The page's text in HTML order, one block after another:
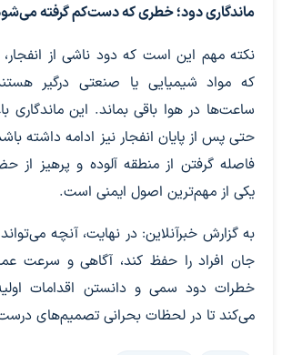
ماندگاری دود؛ خطری که دست‌کم گرفته
نکته مهم این است که دود ناشی از انفجار،
که مواد شیمیایی یا صنعتی درگیر
ساعت‌ها در هوا باقی بماند. این
حتی پس از پایان انفجار نیز ادامه داشته
فاصله گرفتن از منطقه آلوده و پرهیز از
یکی از مهم‌ترین اصول ایمنی است.
به گزارش خبرآنلاین: در نهایت، آنچه
جان افراد را حفظ کند، آگاهی و سرعت
خطرات دود سمی و دانستن اقدامات
می‌کند تا در لحظات بحرانی تصمیم‌های